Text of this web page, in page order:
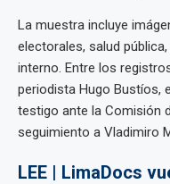
La muestra incluye
electorales, salud
interno. Entre los
periodista Hugo Bustíos,
testigo ante la Comisión
seguimiento a Vladimiro
LEE | LimaDocs